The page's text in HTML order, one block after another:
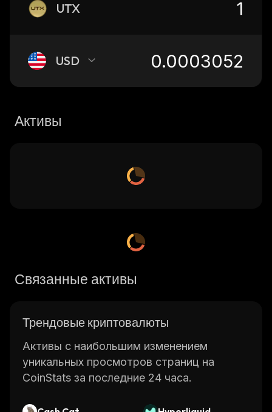
UTX
USD
Активы
Связанные активы
Трендовые криптовалюты
Активы с наибольшим изменением
уникальных просмотров страниц на
CoinStats за последние 24 часа.